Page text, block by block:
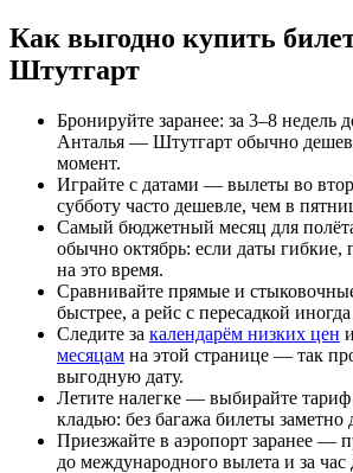
Как выгодно купить
Штутгарт
Бронируйте заранее: за 3–8 недель
Анталья — Штутгарт обычно
момент.
Играйте с датами — вылеты во
субботу часто дешевле, чем в
Самый бюджетный месяц для
обычно октябрь: если даты гибкие,
на это время.
Сравнивайте прямые и
быстрее, а рейс с пересадкой
Следите за календарём низких цен и
месяцам на этой странице — так
выгодную дату.
Летите налегке — выбирайте тариф
кладью: без багажа билеты заметно
Приезжайте в аэропорт заранее —
до международного вылета и за час